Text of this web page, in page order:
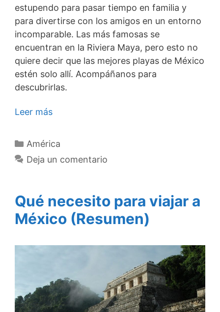
estupendo para pasar tiempo en familia y
para divertirse con los amigos en un entorno
incomparable. Las más famosas se
encuentran en la Riviera Maya, pero esto no
quiere decir que las mejores playas de México
estén solo allí. Acompáñanos para
descubrirlas.
Leer más
Categorías
América
Deja un comentario
Qué necesito para viajar a
México (Resumen)